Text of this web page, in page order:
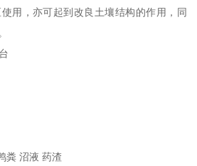
用，亦可起到改良土壤结构的作用，同
粪 沼液 药渣